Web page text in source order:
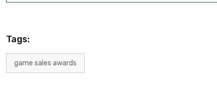
Tags:
game sales awards